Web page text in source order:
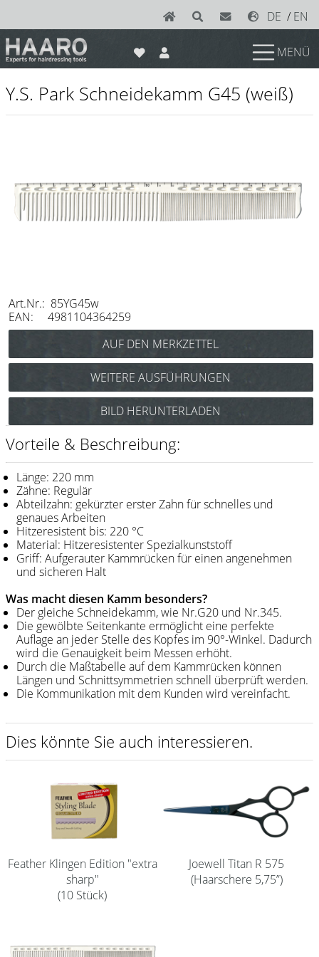
DE / EN
MENÜ
Scheren
e-kwip
Konayuki
Sets
Messer / Klingen
Y.S. Park
Fejic
e-kwip
Bürsten
Y.S. Park
Werkzeugtaschen
e-kwip
Joewell
Shampoo
Aromase Salon-Pro
Sale %
Schleifservice
Aktuelle Informationen
Kontakt
Y.S. Park Schneidekamm G45 (weiß)
Art.Nr.: 85YG45w
EAN: 4981104364259
WEITERE AUSFÜHRUNGEN
Y.S. Park Schneidekamm G45
(pink) Art.Nr.: 85YG45p
(rot) Art.Nr.: 85YG45r
Y.S. Park Schneidekamm G45
(schwarz) Art.Nr.: 85YG45s
BILD HERUNTERLADEN
Vorteile & Beschreibung:
Länge: 220 mm
Zähne: Regulär
Abteilzahn: gekürzter erster Zahn für schnelles und
genaues Arbeiten
Hitzeresistent bis: 220 °C
Material: Hitzeresistenter Spezialkunststoff
Griff: Aufgerauter Kammrücken für einen angenehmen
und sicheren Halt
Was macht diesen Kamm besonders?
Der gleiche Schneidekamm, wie Nr.G20 und Nr.345.
Die gewölbte Seitenkante ermöglicht eine perfekte
Auflage an jeder Stelle des Kopfes im 90°-Winkel. Dadurch
wird die Genauigkeit beim Messen erhöht.
Durch die Maßtabelle auf dem Kammrücken können
Längen und Schnittsymmetrien schnell überprüft werden.
Die Kommunikation mit dem Kunden wird vereinfacht.
Dies könnte Sie auch interessieren.
Feather Klingen Edition "extra
sharp"
(10 Stück)
Joewell Titan R 575
(Haarschere 5,75”)